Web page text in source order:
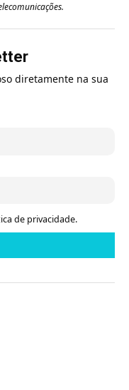
diretamente na sua
de privacidade.